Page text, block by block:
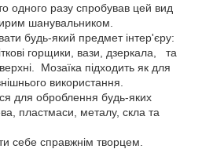
одного разу спробував цей вид
шанувальником.
будь-який предмет інтер'єру:
горщики, вази, дзеркала, та
Мозаїка підходить як для
використання.
для оброблення будь-яких
пластмаси, металу, скла та
себе справжнім творцем.